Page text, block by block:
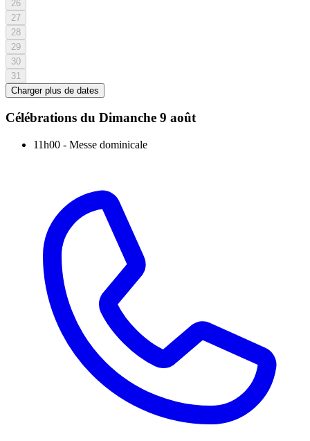
26
27
28
29
30
31
Charger plus de dates
Célébrations du Dimanche 9 août
11h00 - Messe dominicale